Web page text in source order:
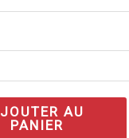
AU
PANIER